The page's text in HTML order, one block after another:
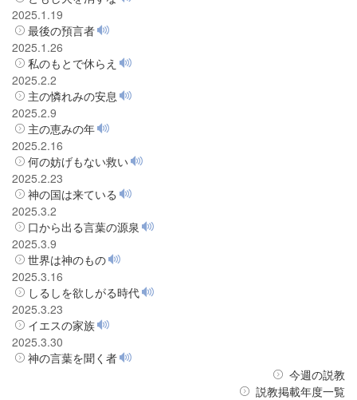
2025.1.19
最後の預言者
2025.1.26
私のもとで休らえ
2025.2.2
主の憐れみの安息
2025.2.9
主の恵みの年
2025.2.16
何の妨げもない救い
2025.2.23
神の国は来ている
2025.3.2
口から出る言葉の源泉
2025.3.9
世界は神のもの
2025.3.16
しるしを欲しがる時代
2025.3.23
イエスの家族
2025.3.30
神の言葉を聞く者
今週の説教
説教掲載年度一覧